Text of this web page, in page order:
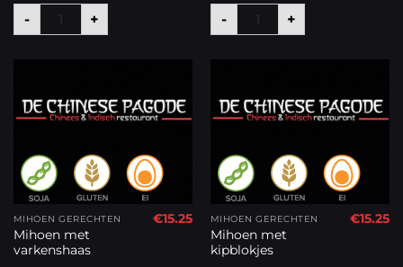
-
Kipblokjes met champignons in oestersaus aantal
+ -
Lo Hon Tsoi (div.
+
MIHOEN GERECHTEN
Mihoen met
varkenshaas
€15.25 MIHOEN GERECHTEN
Mihoen met
kipblokjes
€15.25